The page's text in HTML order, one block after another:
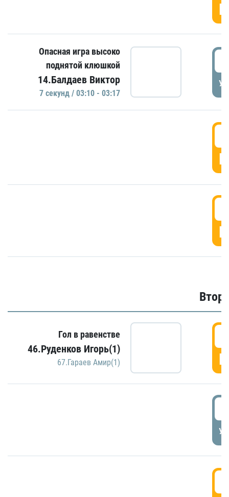
Опасная игра высоко
поднятой клюшкой
14.Балдаев Виктор
7 секунд / 03:10 - 03:17
Гол в равенстве
46.Руденков Игорь(1)
67.Гараев Амир(1)